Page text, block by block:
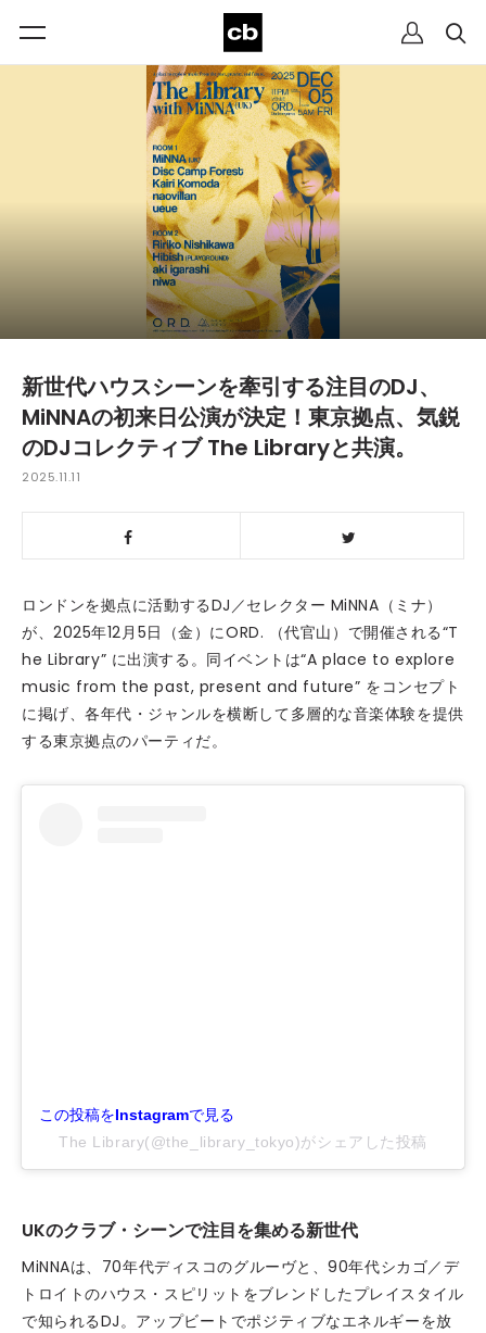
新世代ハウスシーンを牽引する注目のDJ、
MiNNAの初来日公演が決定！東京拠点、気鋭
のDJコレクティブ The Libraryと共演。
2025.11.11
ロンドンを拠点に活動するDJ／セレクター MiNNA（ミナ）
が、2025年12月5日（金）にORD. （代官山）で開催される“T
he Library” に出演する。同イベントは“A place to explore
music from the past, present and future” をコンセプト
に掲げ、各年代・ジャンルを横断して多層的な音楽体験を提供
する東京拠点のパーティだ。
この投稿をInstagramで見る
The Library(@the_library_tokyo)がシェアした投稿
UKのクラブ・シーンで注目を集める新世代
MiNNAは、70年代ディスコのグルーヴと、90年代シカゴ／デ
トロイトのハウス・スピリットをブレンドしたプレイスタイル
で知られるDJ。アップビートでポジティブなエネルギーを放